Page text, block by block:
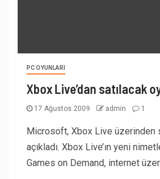
PC OYUNLARI
Xbox Live’dan satılacak
17 Ağustos 2009 admin 1
Microsoft, Xbox Live üzerinden
açıkladı. Xbox Live’ın yeni
Games on Demand, internet